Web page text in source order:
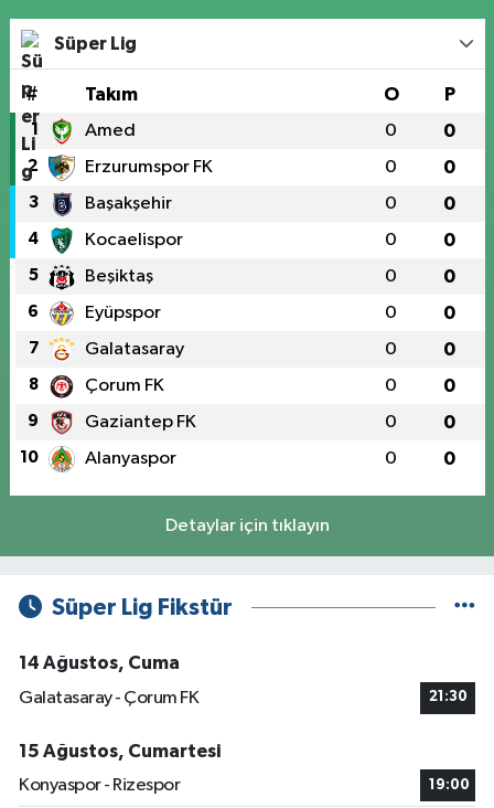
Süper Lig
# Takım O P
1 Amed 0 0
2 Erzurumspor FK 0 0
3 Başakşehir 0 0
4 Kocaelispor 0 0
5 Beşiktaş 0 0
6 Eyüpspor 0 0
7 Galatasaray 0 0
8 Çorum FK 0 0
9 Gaziantep FK 0 0
10 Alanyaspor 0 0
Detaylar için tıklayın
Süper Lig Fikstür
14 Ağustos, Cuma
Galatasaray - Çorum FK
21:30
15 Ağustos, Cumartesi
Konyaspor - Rizespor
19:00